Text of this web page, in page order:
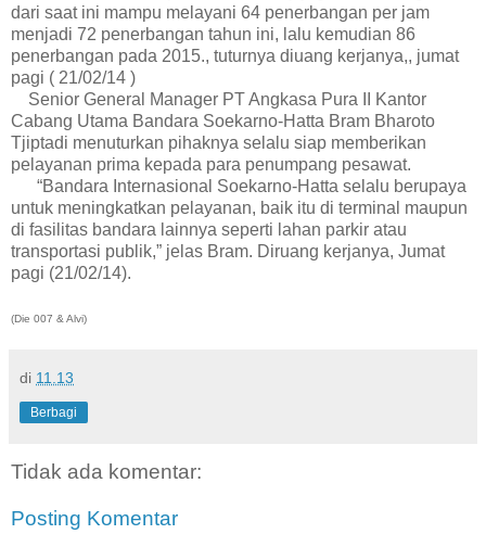
dari saat ini mampu melayani 64 penerbangan per jam
menjadi 72 penerbangan tahun ini, lalu kemudian 86
penerbangan pada 2015., tuturnya diuang kerjanya,, jumat
pagi ( 21/02/14 )
Senior General Manager PT Angkasa Pura II Kantor
Cabang Utama Bandara Soekarno-Hatta Bram Bharoto
Tjiptadi menuturkan pihaknya selalu siap memberikan
pelayanan prima kepada para penumpang pesawat.
“Bandara Internasional Soekarno-Hatta selalu berupaya
untuk meningkatkan pelayanan, baik itu di terminal maupun
di fasilitas bandara lainnya seperti lahan parkir atau
transportasi publik,” jelas Bram. Diruang kerjanya, Jumat
pagi (21/02/14).
(Die 007 & Alvi)
di 11.13
Berbagi
Tidak ada komentar:
Posting Komentar